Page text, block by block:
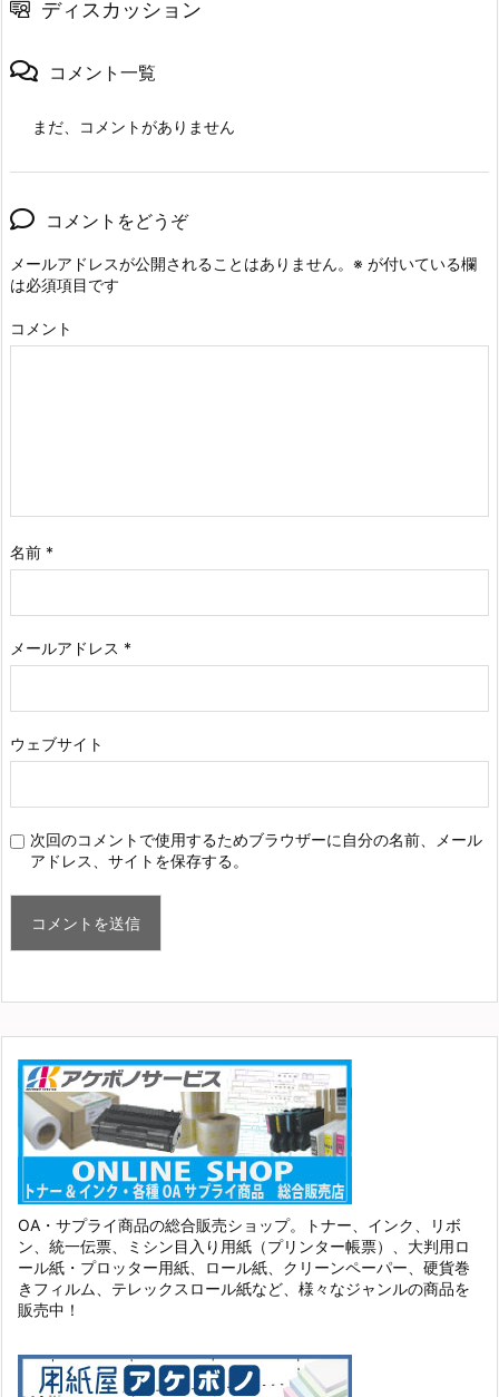
ディスカッション
コメント一覧
まだ、コメントがありません
コメントをどうぞ
メールアドレスが公開されることはありません。 ※ が付いている欄
は必須項目です
コメント
名前 *
メールアドレス *
ウェブサイト
次回のコメントで使用するためブラウザーに自分の名前、メール
アドレス、サイトを保存する。
OA・サプライ商品の総合販売ショップ。トナー、インク、リボ
ン、統一伝票、ミシン目入り用紙（プリンター帳票）、大判用ロ
ール紙・プロッター用紙、ロール紙、クリーンペーパー、硬貨巻
きフィルム、テレックスロール紙など、様々なジャンルの商品を
販売中！